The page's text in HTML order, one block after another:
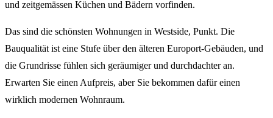
und zeitgemässen Küchen und Bädern vorfinden.
Das sind die schönsten Wohnungen in Westside, Punkt. Die
Bauqualität ist eine Stufe über den älteren Europort-Gebäuden, und
die Grundrisse fühlen sich geräumiger und durchdachter an.
Erwarten Sie einen Aufpreis, aber Sie bekommen dafür einen
wirklich modernen Wohnraum.